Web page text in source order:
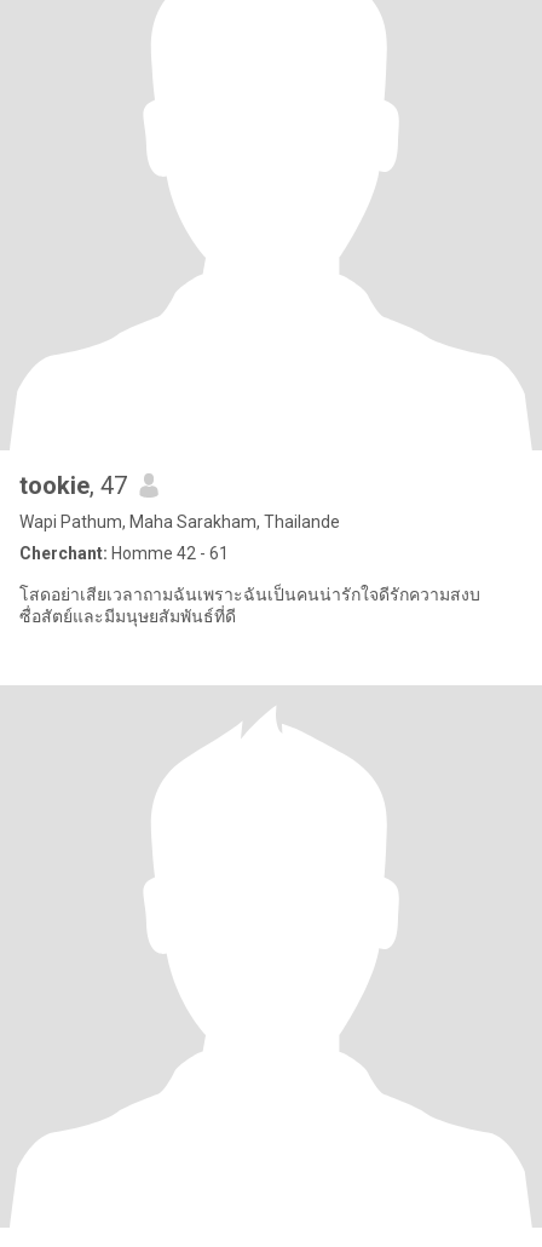
tookie, 47
Wapi Pathum, Maha Sarakham, Thailande
Cherchant: Homme 42 - 61
โสดอย่าเสียเวลาถามฉันเพราะฉันเป็นคนน่ารักใจดีรักความสงบ
ซื่อสัตย์และมีมนุษยสัมพันธ์ที่ดี